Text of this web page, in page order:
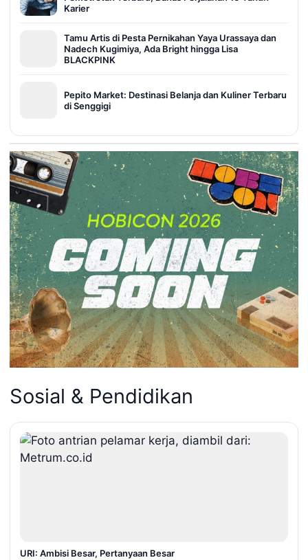
Karier
Tamu Artis di Pesta Pernikahan Yaya Urassaya dan
Nadech Kugimiya, Ada Bright hingga Lisa
BLACKPINK
Pepito Market: Destinasi Belanja dan Kuliner Terbaru
di Senggigi
Sosial & Pendidikan
URI: Ambisi Besar, Pertanyaan Besar